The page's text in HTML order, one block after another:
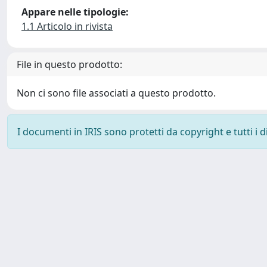
Appare nelle tipologie:
1.1 Articolo in rivista
File in questo prodotto:
Non ci sono file associati a questo prodotto.
I documenti in IRIS sono protetti da copyright e tutti i